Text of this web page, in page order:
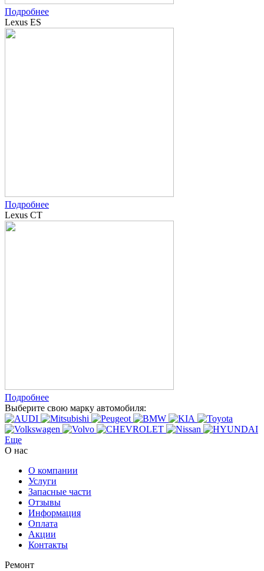
Подробнее
Lexus ES
Подробнее
Lexus CT
Подробнее
Выберите свою марку автомобиля:
Еще
О нас
О компании
Услуги
Запасные части
Отзывы
Информация
Оплата
Акции
Контакты
Ремонт